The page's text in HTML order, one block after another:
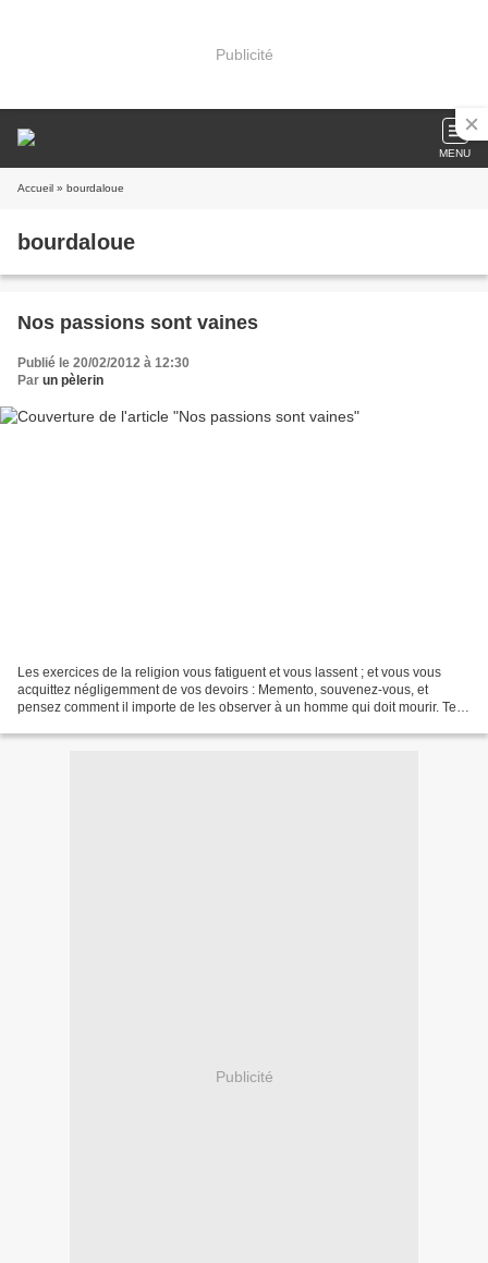
Publicité
MENU
Accueil » bourdaloue
bourdaloue
Nos passions sont vaines
Publié le 20/02/2012 à 12:30
Par un pèlerin
Les exercices de la religion vous fatiguent et vous lassent ; et vous vous
acquittez négligemment de vos devoirs : Memento, souvenez-vous, et
pensez comment il importe de les observer à un homme qui doit mourir. Tel
Publicité